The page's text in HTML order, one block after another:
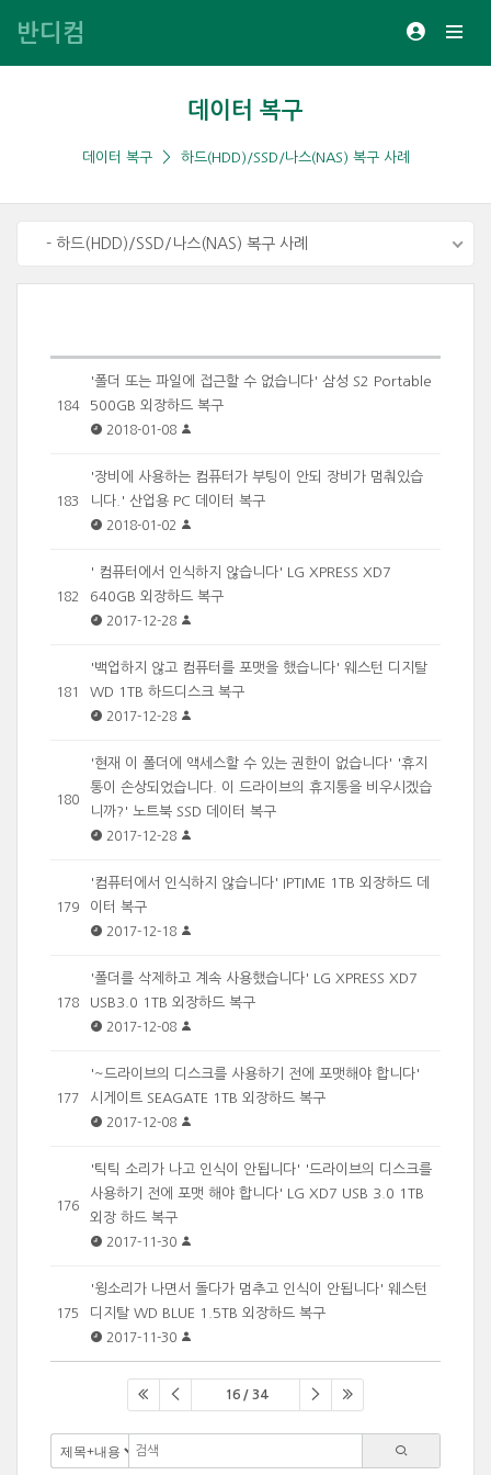
반디컴
데이터 복구
데이터 복구 하드(HDD)/SSD/나스(NAS) 복구 사례
- 하드(HDD)/SSD/나스(NAS) 복구 사례
184
'폴더 또는 파일에 접근할 수 없습니다' 삼성 S2 Portable
500GB 외장하드 복구
2018-01-08
183
'장비에 사용하는 컴퓨터가 부팅이 안되 장비가 멈춰있습
니다.' 산업용 PC 데이터 복구
2018-01-02
182
' 컴퓨터에서 인식하지 않습니다' LG XPRESS XD7
640GB 외장하드 복구
2017-12-28
181
'백업하지 않고 컴퓨터를 포맷을 했습니다' 웨스턴 디지탈
WD 1TB 하드디스크 복구
2017-12-28
180
'현재 이 폴더에 액세스할 수 있는 권한이 없습니다' '휴지
통이 손상되었습니다. 이 드라이브의 휴지통을 비우시겠습
니까?' 노트북 SSD 데이터 복구
2017-12-28
179
'컴퓨터에서 인식하지 않습니다' IPTIME 1TB 외장하드 데
이터 복구
2017-12-18
178
'폴더를 삭제하고 계속 사용했습니다' LG XPRESS XD7
USB3.0 1TB 외장하드 복구
2017-12-08
177
'~드라이브의 디스크를 사용하기 전에 포맷해야 합니다'
시게이트 SEAGATE 1TB 외장하드 복구
2017-12-08
176
'틱틱 소리가 나고 인식이 안됩니다' '드라이브의 디스크를
사용하기 전에 포맷 해야 합니다' LG XD7 USB 3.0 1TB
외장 하드 복구
2017-11-30
175
'윙소리가 나면서 돌다가 멈추고 인식이 안됩니다' 웨스턴
디지탈 WD BLUE 1.5TB 외장하드 복구
2017-11-30
16 / 34